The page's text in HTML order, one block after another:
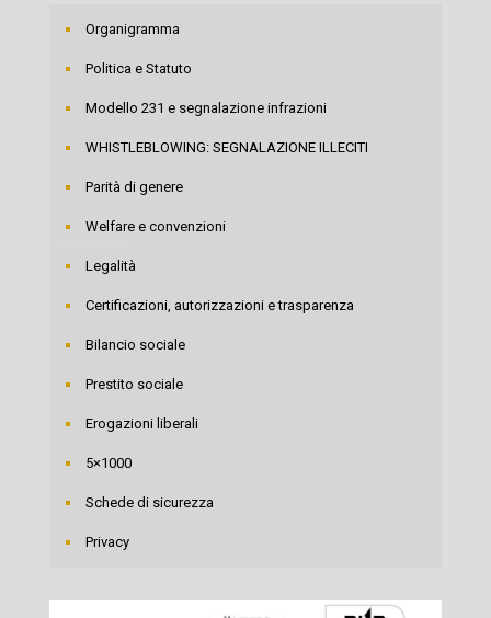
Organigramma
Politica e Statuto
Modello 231 e segnalazione infrazioni
WHISTLEBLOWING: SEGNALAZIONE ILLECITI
Parità di genere
Welfare e convenzioni
Legalità
Certificazioni, autorizzazioni e trasparenza
Bilancio sociale
Prestito sociale
Erogazioni liberali
5×1000
Schede di sicurezza
Privacy